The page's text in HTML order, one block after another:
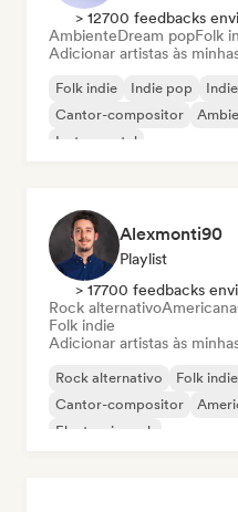
> 12700 feedbacks
AmbienteDream popFolk
Adicionar artistas às
Folk indie Indie pop
Cantor-compositor
Instrumental
Alexmonti90
Playlist
> 17700 feedbacks
Rock alternativoAmericana
Folk indie
Adicionar artistas às
Rock alternativo Folk indie
Cantor-compositor
Electronic rock